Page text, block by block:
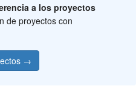
a los proyectos
de proyectos con
→